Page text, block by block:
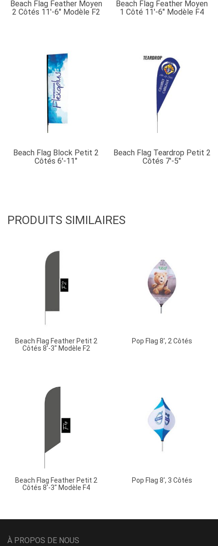
Beach Flag Feather Moyen
2 Côtés 11′-6″ Modèle F2
Beach Flag Feather Moyen
1 Côté 11′-6″ Modèle F4
Beach Flag Block Petit 2
Côtés 6′-11″
Beach Flag Teardrop Petit 2
Côtés 7′-5″
PRODUITS SIMILAIRES
Beach Flag Feather Petit 2
Côtés 8′-3″ Modèle F2
Pop Flag 8′, 2 Côtés
Beach Flag Feather Petit 2
Côtés 8′-3″ Modèle F4
Pop Flag 8′, 3 Côtés
À PROPOS DE NOUS